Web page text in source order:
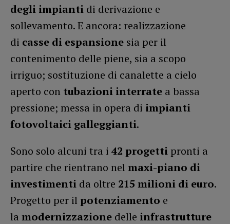
degli impianti di derivazione e
sollevamento. E ancora: realizzazione
di casse di espansione sia per il
contenimento delle piene, sia a scopo
irriguo; sostituzione di canalette a cielo
aperto con tubazioni interrate a bassa
pressione; messa in opera di impianti
fotovoltaici galleggianti.
Sono solo alcuni tra i 42 progetti pronti a
partire che rientrano nel maxi-piano di
investimenti da oltre 215 milioni di euro.
Progetto per il potenziamento e
la modernizzazione delle infrastrutture